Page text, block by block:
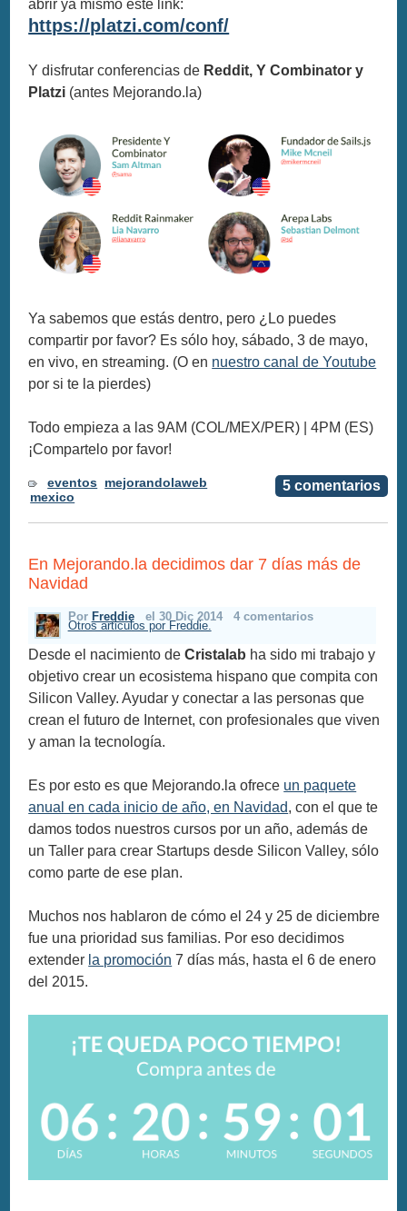
abrir ya mismo este link:
https://platzi.com/conf/
Y disfrutar conferencias de Reddit, Y Combinator y
Platzi (antes Mejorando.la)
Ya sabemos que estás dentro, pero ¿Lo puedes
compartir por favor? Es sólo hoy, sábado, 3 de mayo,
en vivo, en streaming. (O en nuestro canal de Youtube
por si te la pierdes)
Todo empieza a las 9AM (COL/MEX/PER) | 4PM (ES)
¡Compartelo por favor!
5 comentarios
eventos mejorandolaweb
mexico
En Mejorando.la decidimos dar 7 días más de
Navidad
Por Freddie el 30 Dic 2014 4 comentarios
Otros articulos por Freddie.
Desde el nacimiento deCristalab ha sido mi trabajo y
objetivo crear un ecosistema hispano que compita con
Silicon Valley. Ayudar y conectar a las personas que
crean el futuro de Internet, con profesionales que viven
y aman la tecnología.
Es por esto es que Mejorando.la ofrece un paquete
anual en cada inicio de año, en Navidad, con el que te
damos todos nuestros cursos por un año, además de
un Taller para crear Startups desde Silicon Valley, sólo
como parte de ese plan.
Muchos nos hablaron de cómo el 24 y 25 de diciembre
fue una prioridad sus familias. Por eso decidimos
extender la promoción 7 días más, hasta el 6 de enero
del 2015.